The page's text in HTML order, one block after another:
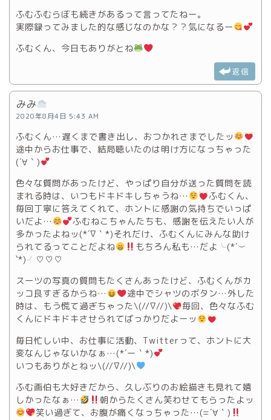
ふむふむらぼも続きがあるって言ってたねー。
実際録ってみました的な感じなのかな？？気になるー
ふむくん、今日もありがとね
返信
みみ
2020年8月4日 5:43 AM
ふむくん…遅くまで書き出し、おつかれさまでしたッ
途中からお仕事で、結局聴いたのは明け方になっちゃった
(´∀｀)
色々な質問があったけど、やっぱり自分が送った質問を読
まれる時は、いつもドキドキしちゃうね…
ふむくん、
毎回丁寧に答えてくれて、ホントに感謝の気持ちでいっぱ
いだよ…
ふむねこちゃんたちも、感謝を伝えたい人が
多かったよねッ(*´∇｀*)それだけ、ふむくんにみんな助け
られてるってことだよね
もちろん私も…だよ╰(*´︶
`*)╯♡♡♡
スーツの写真の質問もたくさんあったけど、ふむくんがカ
ッコ良すぎるからね…
途中でシャツのボタン…外した
時は、もう慌て過ぎちゃった\(//∇//)\
毎回、色々なふむ
くんにドキドキさせられてばっかりだよーッ
毎日忙しい中、お仕事に活動、Twitterって、ホントに大
変なんじゃないかなぁ…(*´ー｀*)
いつもありがとねッ\(//∇//)\
ふむ画伯も大好きだから、久しぶりのお絵描きも見れて嬉
しかったなぁ…
朝からたくさん笑わせてもらったよッ
笑い過ぎて、お腹が痛くなっちゃった…(=´∀｀)